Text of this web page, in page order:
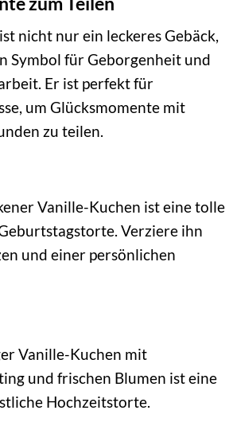
nicht nur ein leckeres Gebäck,
Symbol für Geborgenheit und
Er ist perfekt für
um Glücksmomente mit
zu teilen.
Vanille-Kuchen ist eine tolle
Verziere ihn
und einer persönlichen
Vanille-Kuchen mit
und frischen Blumen ist eine
Hochzeitstorte.